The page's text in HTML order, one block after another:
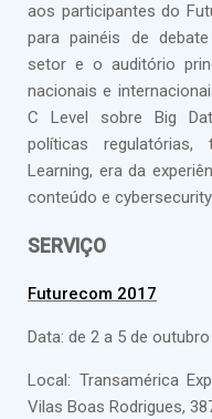
aos participantes do
para painéis de
setor e o auditório
nacionais e
C Level sobre Big
políticas regulatórias,
Learning, era da
conteúdo e cybersecurity.
SERVIÇO
Futurecom 2017
Data: de 2 a 5 de
Local: Transamérica
Vilas Boas Rodrigues,